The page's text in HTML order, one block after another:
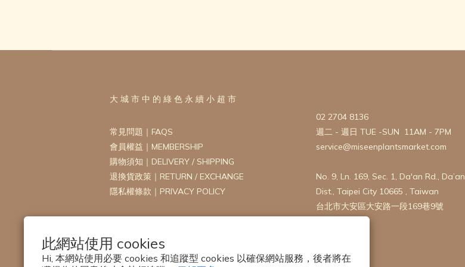
此網站使用 cookies
Hi, 本網站使用必要 cookies 和追蹤型 cookies 以確保網站服務，後者將在
大 城 市 中 的 綠 色 永 續 小 超 市
常見問題｜FAQS
會員權益｜MEMBERSHIP
購物須知｜DELIVERY / SHIPPING
退換貨政策｜RETURN / EXCHANGE
隱私權條款｜PRIVACY POLICY
02 2704 8136
週二 - 週日 TUE -SUN 11AM - 7PM
service@miseenplantsmarket.com
No. 9, Ln. 169, Sec. 1, Da'an Rd., Da’an
Dist., Taipei City 10665 , Taiwan
台北市大安區大安路一段169巷9號